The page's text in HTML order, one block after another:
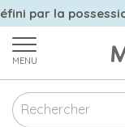
par la
MENU